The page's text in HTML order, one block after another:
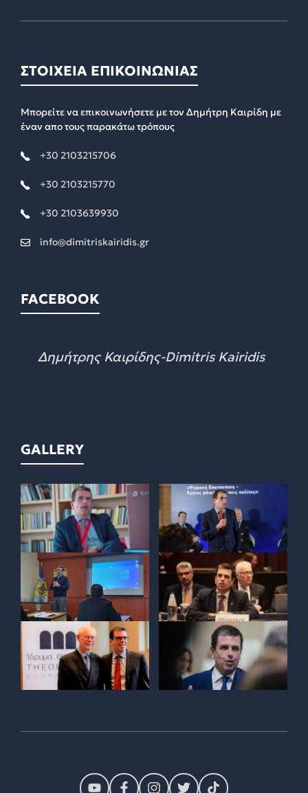
ΣΤΟΙΧΕΙΑ ΕΠΙΚΟΙΝΩΝΙΑΣ
Μπορείτε να επικοινωνήσετε με τον Δημήτρη Καιρίδη με
έναν απο τους παρακάτω τρόπους
+30 2103215706
+30 2103215770
+30 2103639930
info@dimitriskairidis.gr
FACEBOOK
Δημήτρης Καιρίδης-Dimitris Kairidis
GALLERY